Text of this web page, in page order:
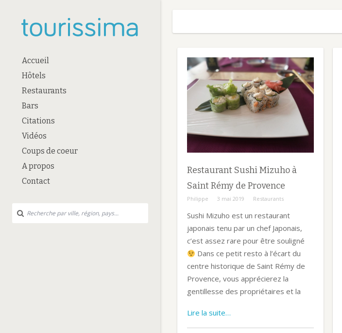
Accueil
Hôtels
Restaurants
Bars
Citations
Vidéos
Coups de coeur
A propos
Contact
Restaurant Sushi Mizuho à
Saint Rémy de Provence
Philippe 3 mai 2019 Restaurants
Sushi Mizuho est un restaurant
japonais tenu par un chef Japonais,
c’est assez rare pour être souligné
Dans ce petit resto à l’écart du
centre historique de Saint Rémy de
Provence, vous apprécierez la
gentillesse des propriétaires et la
Lire la suite…